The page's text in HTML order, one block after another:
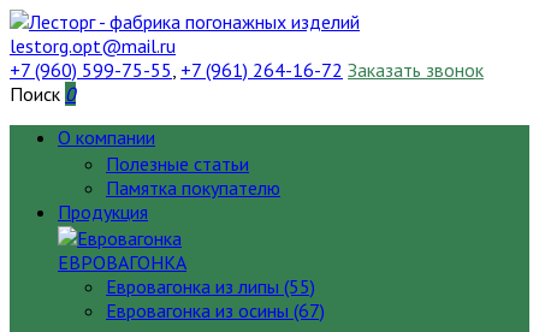
lestorg.opt@mail.ru
+7 (960) 599-75-55, +7 (961) 264-16-72 Заказать звонок
Поиск 0
О компании
Полезные статьи
Памятка покупателю
Продукция
ЕВРОВАГОНКА
Евровагонка из липы (55)
Евровагонка из осины (67)